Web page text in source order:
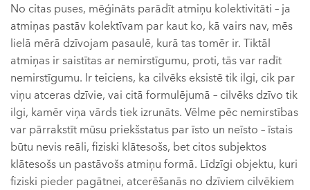
No citas puses, mēģināts parādīt atmiņu kolektivitāti – ja
atmiņas pastāv kolektīvam par kaut ko, kā vairs nav, mēs
lielā mērā dzīvojam pasaulē, kurā tas tomēr ir. Tiktāl
atmiņas ir saistītas ar nemirstīgumu, proti, tās var radīt
nemirstīgumu. Ir teiciens, ka cilvēks eksistē tik ilgi, cik par
viņu atceras dzīvie, vai citā formulējumā – cilvēks dzīvo tik
ilgi, kamēr viņa vārds tiek izrunāts. Vēlme pēc nemirstības
var pārrakstīt mūsu priekšstatus par īsto un neīsto – īstais
būtu nevis reāli, fiziski klātesošs, bet citos subjektos
klātesošs un pastāvošs atmiņu formā. Līdzīgi objektu, kuri
fiziski pieder pagātnei, atcerēšanās no dzīviem cilvēkiem